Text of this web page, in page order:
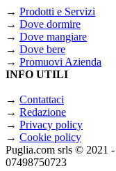
→ Prodotti e Servizi
→ Dove dormire
→ Dove mangiare
→ Dove bere
→ Promuovi Azienda
INFO UTILI
→ Contattaci
→ Redazione
→ Privacy policy
→ Cookie policy
Puglia.com srls © 2021
07498750723